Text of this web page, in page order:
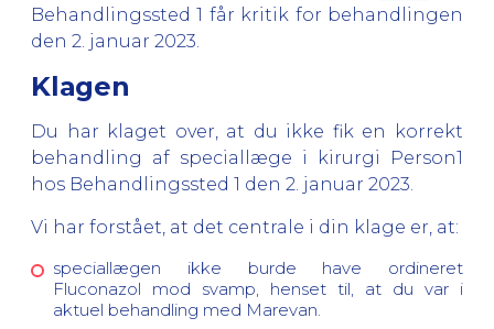
Behandlingssted 1 får kritik for behandlingen
den 2. januar 2023.
Klagen
Du har klaget over, at du ikke fik en korrekt
behandling af speciallæge i kirurgi Person1
hos Behandlingssted 1 den 2. januar 2023.
Vi har forstået, at det centrale i din klage er, at:
speciallægen ikke burde have ordineret
Fluconazol mod svamp, henset til, at du var i
aktuel behandling med Marevan.